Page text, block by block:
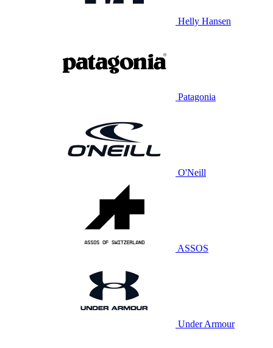
Helly Hansen
Patagonia
O'Neill
ASSOS
Under Armour